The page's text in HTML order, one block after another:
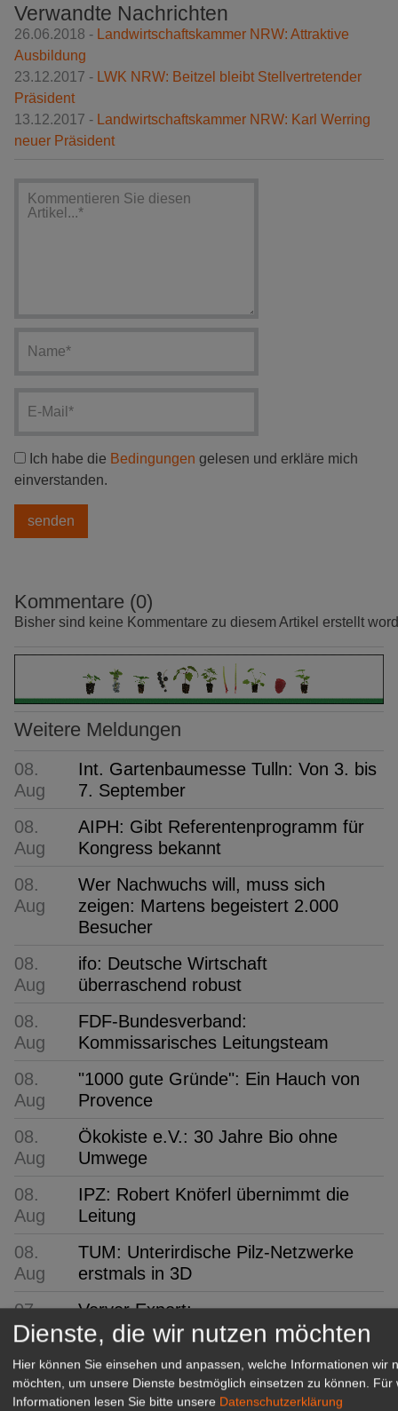
Verwandte Nachrichten
26.06.2018 - Landwirtschaftskammer NRW: Attraktive
Ausbildung
23.12.2017 - LWK NRW: Beitzel bleibt Stellvertretender
Präsident
13.12.2017 - Landwirtschaftskammer NRW: Karl Werring
neuer Präsident
Ich habe die Bedingungen gelesen und erkläre mich
einverstanden.
Kommentare (0)
Bisher sind keine Kommentare zu diesem Artikel erstellt
Weitere Meldungen
08.
Aug
Int. Gartenbaumesse Tulln: Von 3. bis
7. September
08.
Aug
AIPH: Gibt Referentenprogramm für
Kongress bekannt
08.
Aug
Wer Nachwuchs will, muss sich
zeigen: Martens begeistert 2.000
Besucher
08.
Aug
ifo: Deutsche Wirtschaft
überraschend robust
08.
Aug
FDF-Bundesverband:
Kommissarisches Leitungsteam
08.
Aug
"1000 gute Gründe": Ein Hauch von
Provence
08.
Aug
Ökokiste e.V.: 30 Jahre Bio ohne
Umwege
08.
Aug
IPZ: Robert Knöferl übernimmt die
Leitung
08.
Aug
TUM: Unterirdische Pilz-Netzwerke
erstmals in 3D
07.
Aug
Verver Export:
Blumenzwiebelmischung für
bienenfreundliche Grünanlagen
07. Aug hagebau: 24 Nachwuchskräfte
Dienste, die wir nutzen möchten
Hier können Sie einsehen und anpassen, welche Informationen wir
möchten, um unsere Dienste bestmöglich einsetzen zu können.
Für
Informationen lesen Sie bitte unsere Datenschutzerklärung